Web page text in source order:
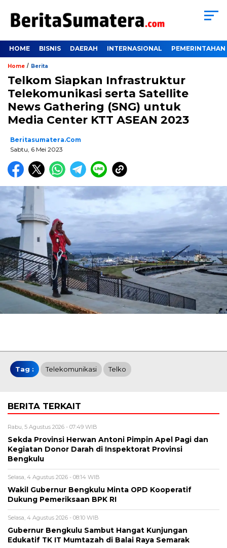
HOME BISNIS DAERAH INTERNASIONAL PEMERINTAHAN
Home / Berita
Telkom Siapkan Infrastruktur
Telekomunikasi serta Satellite
News Gathering (SNG) untuk
Media Center KTT ASEAN 2023
Beritasumatera.com
Sabtu, 6 Mei 2023
Tag : Telekomunikasi Telko
BERITA TERKAIT
Rabu, 5 Agustus 2026 - 07:49 WIB
Sekda Provinsi Herwan Antoni Pimpin Apel Pagi dan
Kegiatan Donor Darah di Inspektorat Provinsi
Bengkulu
Selasa, 4 Agustus 2026 - 08:14 WIB
Wakil Gubernur Bengkulu Minta OPD Kooperatif
Dukung Pemeriksaan BPK RI
Selasa, 4 Agustus 2026 - 08:10 WIB
Gubernur Bengkulu Sambut Hangat Kunjungan
Edukatif TK IT Mumtazah di Balai Raya Semarak